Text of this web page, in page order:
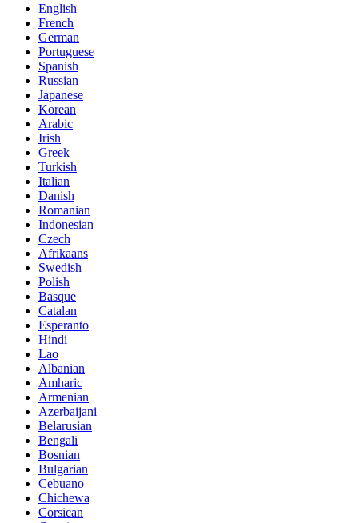
English
French
German
Portuguese
Spanish
Russian
Japanese
Korean
Arabic
Irish
Greek
Turkish
Italian
Danish
Romanian
Indonesian
Czech
Afrikaans
Swedish
Polish
Basque
Catalan
Esperanto
Hindi
Lao
Albanian
Amharic
Armenian
Azerbaijani
Belarusian
Bengali
Bosnian
Bulgarian
Cebuano
Chichewa
Corsican